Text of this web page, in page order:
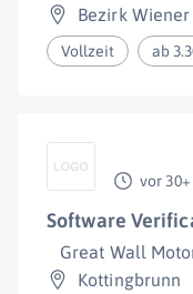
Bezirk
Vollzeit ab
vor 30+
Software
Great Wall
Kottingbrunn